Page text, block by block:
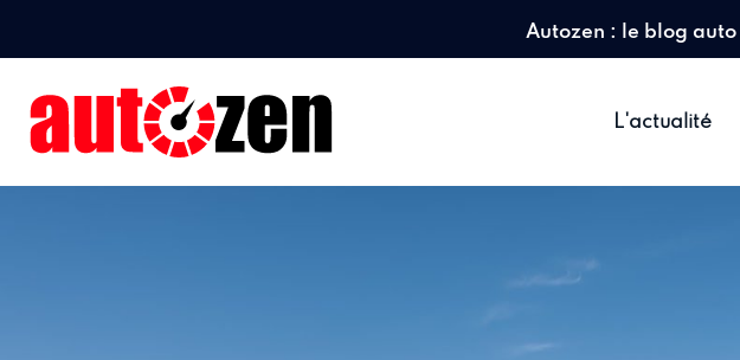
Autozen : le blog
L'actualité